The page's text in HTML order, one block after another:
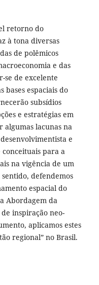
retorno do
à tona diversas
de polêmicos
e das
se de excelente
bases espaciais do
subsídios
e estratégias em
algumas lacunas na
e
para a
na vigência de um
defendemos
espacial do
Abordagem da
inspiração neo-
aplicamos estes
regional” no Brasil.